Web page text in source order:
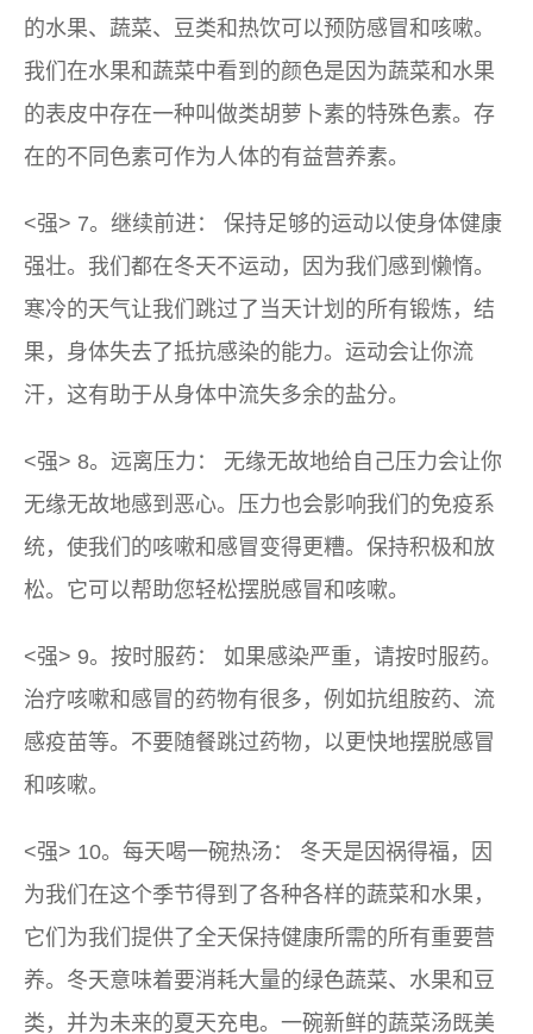
的水果、蔬菜、豆类和热饮可以预防感冒和咳嗽。
我们在水果和蔬菜中看到的颜色是因为蔬菜和水果
的表皮中存在一种叫做类胡萝卜素的特殊色素。存
在的不同色素可作为人体的有益营养素。
<强> 7。继续前进： 保持足够的运动以使身体健康
强壮。我们都在冬天不运动，因为我们感到懒惰。
寒冷的天气让我们跳过了当天计划的所有锻炼，结
果，身体失去了抵抗感染的能力。运动会让你流
汗，这有助于从身体中流失多余的盐分。
<强> 8。远离压力： 无缘无故地给自己压力会让你
无缘无故地感到恶心。压力也会影响我们的免疫系
统，使我们的咳嗽和感冒变得更糟。保持积极和放
松。它可以帮助您轻松摆脱感冒和咳嗽。
<强> 9。按时服药： 如果感染严重，请按时服药。
治疗咳嗽和感冒的药物有很多，例如抗组胺药、流
感疫苗等。不要随餐跳过药物，以更快地摆脱感冒
和咳嗽。
<强> 10。每天喝一碗热汤： 冬天是因祸得福，因
为我们在这个季节得到了各种各样的蔬菜和水果，
它们为我们提供了全天保持健康所需的所有重要营
养。冬天意味着要消耗大量的绿色蔬菜、水果和豆
类，并为未来的夏天充电。一碗新鲜的蔬菜汤既美